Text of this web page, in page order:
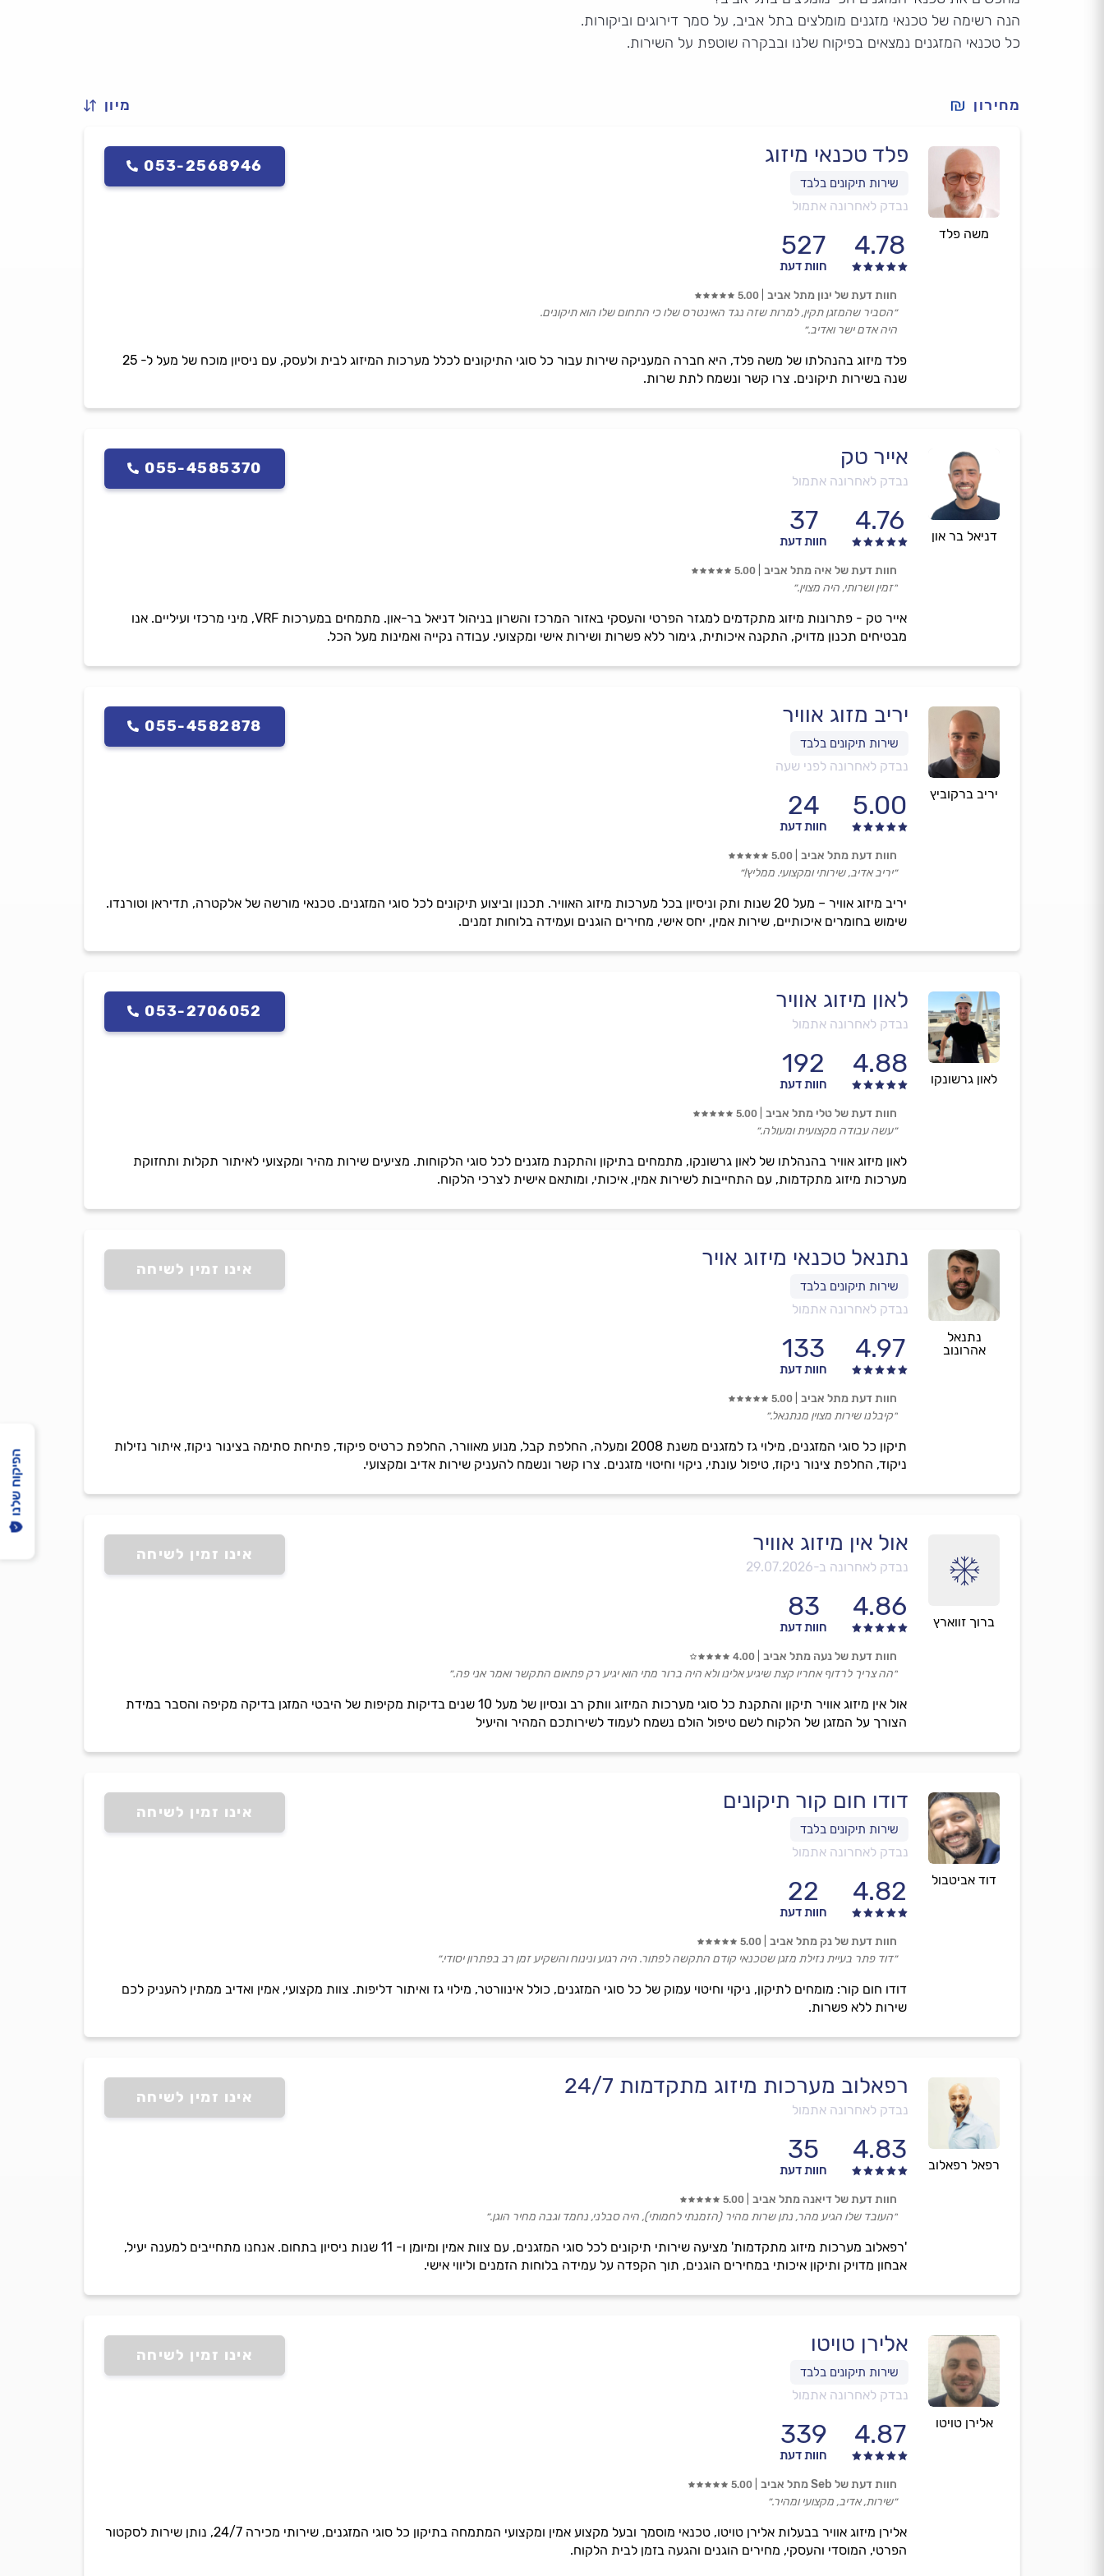
הנה רשימה של טכנאי מזגנים מומלצים בתל אביב, על סמך דירוגים וביקורות.
כל טכנאי המזגנים נמצאים בפיקוח שלנו ובבקרה שוטפת על השירות.
מחירון מיון
משה פלד
פלד טכנאי מיזוג
נבדק לאחרונה אתמול
4.78
527
חוות דעת
053-2568946
פלד מיזוג בהנהלתו של משה פלד, היא חברה המעניקה שירות עבור כל סוגי התיקונים לכלל מערכות המיזוג לבית ולעסק, עם ניסיון מוכח של מעל ל- 25
שנה בשירות תיקונים. צרו קשר ונשמח לתת שרות.
חוות דעת של ינון מתל אביב 5.00
״הסביר שהמזגן תקין, למרות שזה נגד האינטרס שלו כי התחום שלו הוא תיקונים.
היה אדם ישר ואדיב.״
דניאל בר און
אייר טק
נבדק לאחרונה אתמול
4.76
37
חוות דעת
055-4585370
אייר טק - פתרונות מיזוג מתקדמים למגזר הפרטי והעסקי באזור המרכז והשרון בניהול דניאל בר-און. מתמחים במערכות VRF, מיני מרכזי ועיליים. אנו
מבטיחים תכנון מדויק, התקנה איכותית, גימור ללא פשרות ושירות אישי ומקצועי. עבודה נקייה ואמינות מעל הכל.
חוות דעת של איה מתל אביב 5.00
״זמין ושרותי, היה מצוין.״
יריב ברקוביץ
יריב מזוג אוויר
נבדק לאחרונה לפני שעה
5.00
24
חוות דעת
055-4582878
יריב מיזוג אוויר – מעל 20 שנות ותק וניסיון בכל מערכות מיזוג האוויר. תכנון וביצוע תיקונים לכל סוגי המזגנים. טכנאי מורשה של אלקטרה, תדיראן וטורנדו.
שימוש בחומרים איכותיים, שירות אמין, יחס אישי, מחירים הוגנים ועמידה בלוחות זמנים.
חוות דעת מתל אביב 5.00
״יריב אדיב, שירותי ומקצועי. ממליץ!״
לאון גרשונקו
לאון מיזוג אוויר
נבדק לאחרונה אתמול
4.88
192
חוות דעת
053-2706052
לאון מיזוג אוויר בהנהלתו של לאון גרשונקו, מתמחים בתיקון והתקנת מזגנים לכל סוגי הלקוחות. מציעים שירות מהיר ומקצועי לאיתור תקלות ותחזוקת
מערכות מיזוג מתקדמות, עם התחייבות לשירות אמין, איכותי, ומותאם אישית לצרכי הלקוח.
חוות דעת של טלי מתל אביב 5.00
״עשה עבודה מקצועית ומעולה.״
נתנאל
אהרונוב
נתנאל טכנאי מיזוג אויר
נבדק לאחרונה אתמול
4.97
133
חוות דעת
אינו זמין לשיחה
תיקון כל סוגי המזגנים, מילוי גז למזגנים משנת 2008 ומעלה, החלפת קבל, מנוע מאוורר, החלפת כרטיס פיקוד, פתיחת סתימה בצינור ניקוז, איתור נזילות
ניקוד, החלפת צינור ניקוז, טיפול עונתי, ניקוי וחיטוי מזגנים. צרו קשר ונשמח להעניק שירות אדיב ומקצועי.
חוות דעת מתל אביב 5.00
״קיבלנו שירות מצוין מנתנאל.״
ברוך זווארץ
אול אין מיזוג אוויר
נבדק לאחרונה ב-29.07.2026
4.86
83
חוות דעת
אינו זמין לשיחה
אול אין מיזוג אוויר תיקון והתקנת כל סוגי מערכות המיזוג וותק רב ונסיון של מעל 10 שנים בדיקות מקיפות של היבטי המזגן בדיקה מקיפה והסבר במידת
הצורך על המזגן של הלקוח לשם טיפול הולם נשמח לעמוד לשירותכם המהיר והיעיל
חוות דעת של נעה מתל אביב 4.00
״הה צריך לרדוף אחריו קצת שיגיע אלינו ולא היה ברור מתי הוא יגיע רק פתאום התקשר ואמר אני פה.״
דוד אביטבול
דודו חום קור תיקונים
נבדק לאחרונה אתמול
4.82
22
חוות דעת
אינו זמין לשיחה
דודו חום קור: מומחים לתיקון, ניקוי וחיטוי עמוק של כל סוגי המזגנים, כולל אינוורטר, מילוי גז ואיתור דליפות. צוות מקצועי, אמין ואדיב ממתין להעניק לכם
שירות ללא פשרות.
חוות דעת של נק מתל אביב 5.00
״דוד פתר בעיית נזילת מזגן שטכנאי קודם התקשה לפתור. היה רגוע ונינוח והשקיע זמן רב בפתרון יסודי.״
רפאל רפאלוב
רפאלוב מערכות מיזוג מתקדמות 24/7
נבדק לאחרונה אתמול
4.83
35
חוות דעת
אינו זמין לשיחה
'רפאלוב מערכות מיזוג מתקדמות' מציעה שירותי תיקונים לכל סוגי המזגנים, עם צוות אמין ומיומן ו- 11 שנות ניסיון בתחום. אנחנו מתחייבים למענה יעיל,
אבחון מדויק ותיקון איכותי במחירים הוגנים, תוך הקפדה על עמידה בלוחות הזמנים וליווי אישי.
חוות דעת של דיאנה מתל אביב 5.00
״העובד שלו הגיע מהר, נתן שרות מהיר (הזמנתי לחמותי), היה סבלני, נחמד וגבה מחיר הוגן.״
אלירן טויטו
אלירן טויטו
נבדק לאחרונה אתמול
4.87
339
חוות דעת
אינו זמין לשיחה
אלירן מיזוג אוויר בבעלות אלירן טויטו, טכנאי מוסמך ובעל מקצוע אמין ומקצועי המתמחה בתיקון כל סוגי המזגנים, שירותי מכירה 24/7, נותן שירות לסקטור
הפרטי, המוסדי והעסקי, מחירים הוגנים והגעה בזמן לבית הלקוח.
חוות דעת של Seb מתל אביב 5.00
״שירות, אדיב, מקצועי ומהיר.״
הפיקוח שלנו